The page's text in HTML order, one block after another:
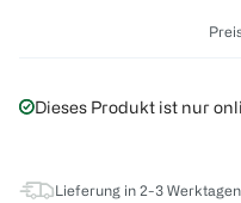
Dieses Produkt ist nur
Lieferung in 2-3 Werktagen